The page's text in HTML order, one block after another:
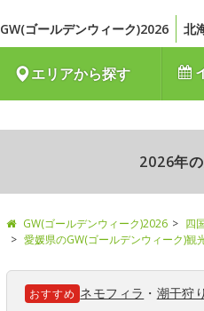
GW(ゴールデンウィーク)2026 北
エリアから探す
2026年
GW(ゴールデンウィーク)2026 四
愛媛県のGW(ゴールデンウィーク)観
おすすめ ネモフィラ ・ 潮干狩り